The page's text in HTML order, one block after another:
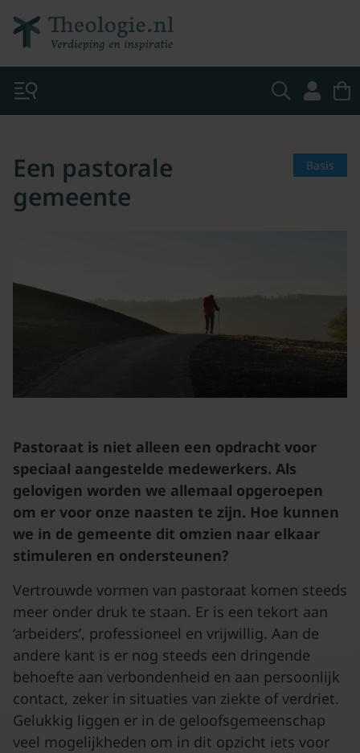
Basis
Een pastorale
gemeente
Pastoraat is niet alleen een opdracht voor
speciaal aangestelde medewerkers. Als
gelovigen worden we allemaal opgeroepen
om er voor onze naasten te zijn. Hoe kunnen
we in de gemeente dit omzien naar elkaar
stimuleren en ondersteunen?
Vertrouwde vormen van pastoraat komen steeds
meer onder druk te staan. Er is een tekort aan
‘arbeiders’, professioneel en vrijwillig. Aan de
andere kant is er nog steeds een dringende
behoefte aan verbondenheid en aan persoonlijk
contact, zeker in situaties van ziekte of verdriet.
Gelukkig liggen er in de geloofsgemeenschap
veel mogelijkheden om in dit opzicht iets voor